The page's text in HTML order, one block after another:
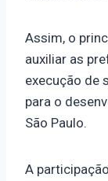
Assim, o
auxiliar as
execução de
para o
São Paulo.
A